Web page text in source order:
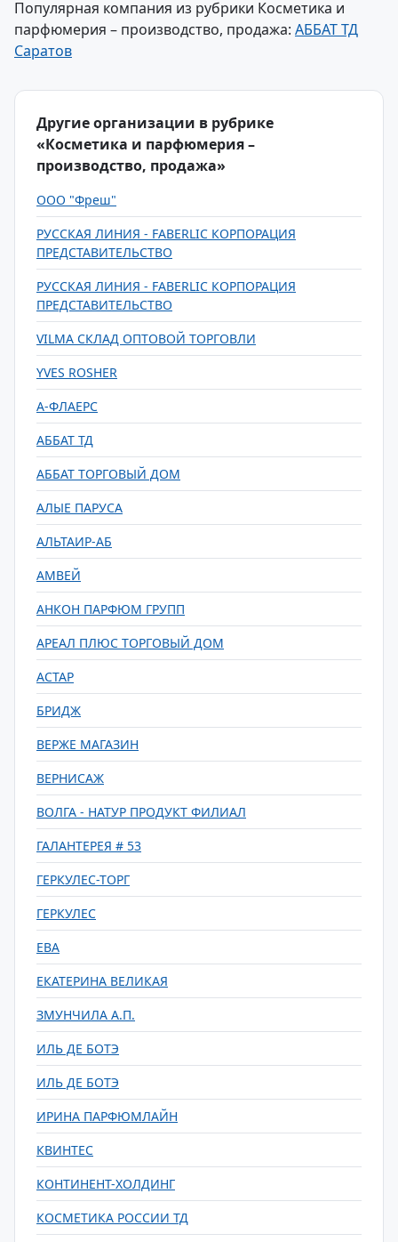
Популярная компания из рубрики Косметика и
парфюмерия – производство, продажа: АББАТ ТД
Саратов
Другие организации в рубрике
«Косметика и парфюмерия –
производство, продажа»
ООО "Фреш"
РУССКАЯ ЛИНИЯ - FABERLIC КОРПОРАЦИЯ
ПРЕДСТАВИТЕЛЬСТВО
РУССКАЯ ЛИНИЯ - FABERLIC КОРПОРАЦИЯ
ПРЕДСТАВИТЕЛЬСТВО
VILMA СКЛАД ОПТОВОЙ ТОРГОВЛИ
YVES ROSHER
А-ФЛАЕРС
АББАТ ТД
АББАТ ТОРГОВЫЙ ДОМ
АЛЫЕ ПАРУСА
АЛЬТАИР-АБ
АМВЕЙ
АНКОН ПАРФЮМ ГРУПП
АРЕАЛ ПЛЮС ТОРГОВЫЙ ДОМ
АСТАР
БРИДЖ
ВЕРЖЕ МАГАЗИН
ВЕРНИСАЖ
ВОЛГА - НАТУР ПРОДУКТ ФИЛИАЛ
ГАЛАНТЕРЕЯ # 53
ГЕРКУЛЕС-ТОРГ
ГЕРКУЛЕС
ЕВА
ЕКАТЕРИНА ВЕЛИКАЯ
ЗМУНЧИЛА А.П.
ИЛЬ ДЕ БОТЭ
ИЛЬ ДЕ БОТЭ
ИРИНА ПАРФЮМЛАЙН
КВИНТЕС
КОНТИНЕНТ-ХОЛДИНГ
КОСМЕТИКА РОССИИ ТД